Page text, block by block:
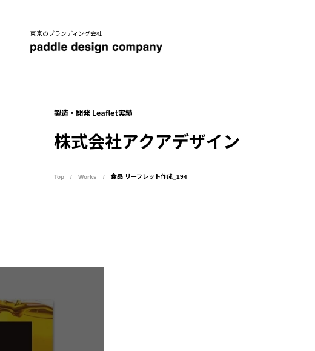
東京のブランディング会社
製造・開発 Leaflet実績
株式会社アクアデザイン
Top Works 食品 リーフレット作成_194